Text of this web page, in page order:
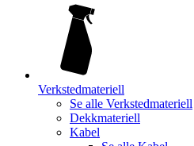
Verkstedmateriell
Se alle Verkstedmateriell
Dekkmateriell
Kabel